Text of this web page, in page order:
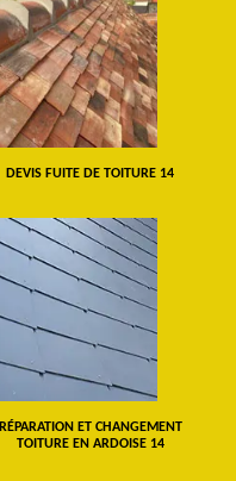
DEVIS FUITE DE TOITURE 14
RÉPARATION ET CHANGEMENT
TOITURE EN ARDOISE 14